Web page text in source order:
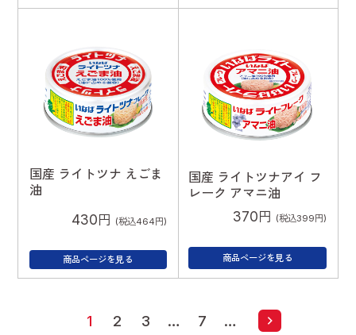
国産 ライトツナ えごま
油
430円 (税込464円)
商品ページを見る
国産 ライトツナアイ フ
レーク アマニ油
370円 (税込399円)
商品ページを見る
1 2 3 … 7 …